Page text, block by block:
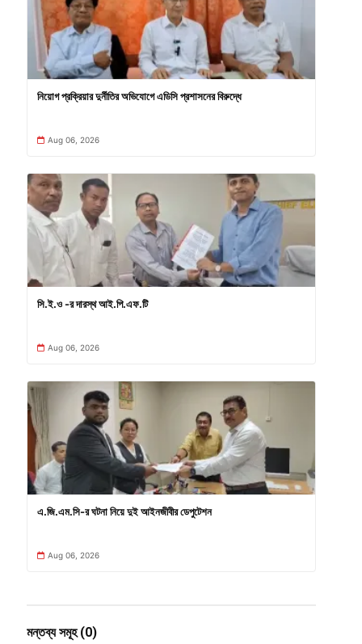
নিয়োগ প্রক্রিয়ার দুর্নীতির অভিযোগে এডিসি প্রশাসনের বিরুদ্ধে
Aug 06, 2026
সি.ই.ও -র দারস্থ আই.পি.এফ.টি
Aug 06, 2026
এ.জি.এম.সি-র ঘটনা নিয়ে দুই আইনজীবীর ডেপুটেশন
Aug 06, 2026
মন্তব্য সমূহ (0)